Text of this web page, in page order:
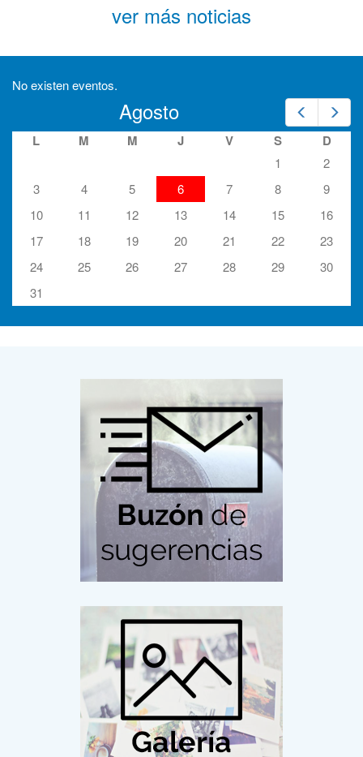
ver más noticias
No existen eventos.
Prev
Agosto
L M M J V S D
1
2
3
4 5 6 7 8
9
10
11 12 13 14 15
16
17
18 19 20 21 22
23
24
25 26 27 28 29
30
31